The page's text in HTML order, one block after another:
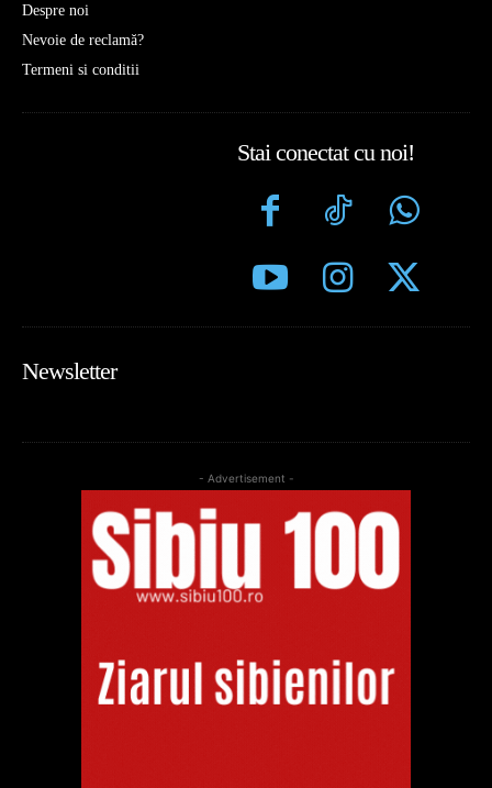
Despre noi
Nevoie de reclamă?
Termeni si conditii
Stai conectat cu noi!
Newsletter
- Advertisement -